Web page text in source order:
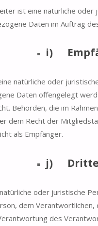
ist eine natürliche oder
Daten im Auftrag
i)
natürliche oder
Daten offengelegt
Behörden, die im
dem Recht der
als Empfänger.
j)
oder juristische
dem
des